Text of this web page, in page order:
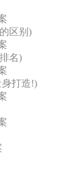
区别)
名)
打造!)